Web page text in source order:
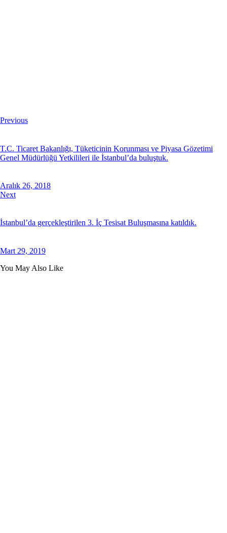
Previous
T.C. Ticaret Bakanlığı, Tüketicinin Korunması ve Piyasa Gözetimi
Genel Müdürlüğü Yetkilileri ile İstanbul’da buluştuk.
Aralık 26, 2018
Next
İstanbul’da gerçekleştirilen 3. İç Tesisat Buluşmasına katıldık.
Mart 29, 2019
You May Also Like